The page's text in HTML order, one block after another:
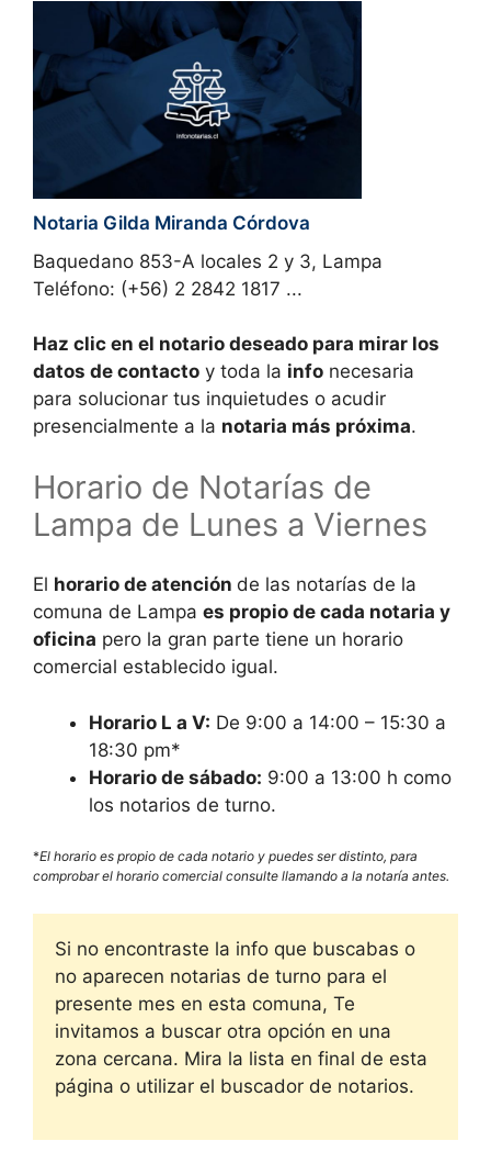
Notaria Gilda Miranda Córdova
Baquedano 853-A locales 2 y 3, Lampa
Teléfono: (+56) 2 2842 1817 ...
Haz clic en el notario deseado para mirar los
datos de contacto y toda la info necesaria
para solucionar tus inquietudes o acudir
presencialmente a la notaria más próxima.
Horario de Notarías de
Lampa de Lunes a Viernes
El horario de atención de las notarías de la
comuna de Lampa es propio de cada notaria y
oficina pero la gran parte tiene un horario
comercial establecido igual.
Horario L a V: De 9:00 a 14:00 – 15:30 a
18:30 pm*
Horario de sábado: 9:00 a 13:00 h como
los notarios de turno.
*El horario es propio de cada notario y puedes ser distinto, para
comprobar el horario comercial consulte llamando a la notaría antes.
Si no encontraste la info que buscabas o
no aparecen notarias de turno para el
presente mes en esta comuna, Te
invitamos a buscar otra opción en una
zona cercana. Mira la lista en final de esta
página o utilizar el buscador de notarios.